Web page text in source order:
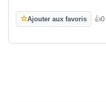
☆Ajouter aux favoris 👍0